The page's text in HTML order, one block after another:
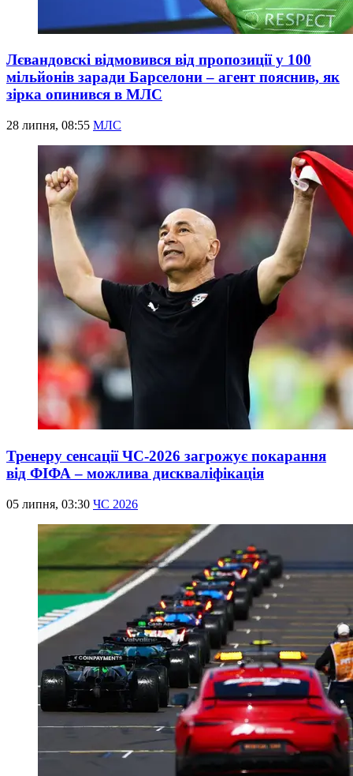
Лєвандовскі відмовився від пропозиції у 100
мільйонів заради Барселони – агент пояснив, як
зірка опинився в МЛС
28 липня, 08:55 МЛС
Тренеру сенсації ЧС-2026 загрожує покарання
від ФІФА – можлива дискваліфікація
05 липня, 03:30 ЧС 2026